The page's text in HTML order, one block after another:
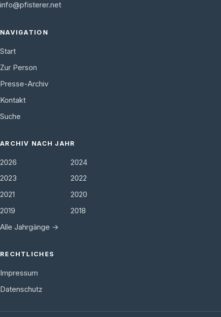
info@pfisterer.net
NAVIGATION
Start
Zur Person
Presse-Archiv
Kontakt
Suche
ARCHIV NACH JAHR
2026
2024
2023
2022
2021
2020
2019
2018
Alle Jahrgänge →
RECHTLICHES
Impressum
Datenschutz